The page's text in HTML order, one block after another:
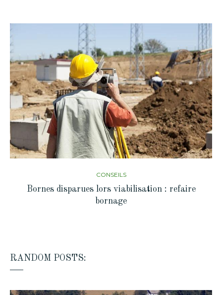
CONSEILS
Bornes disparues lors viabilisation : refaire
bornage
RANDOM POSTS: